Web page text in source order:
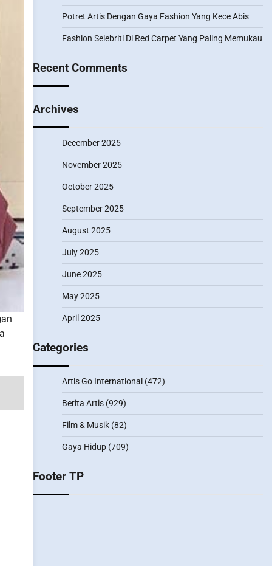
Potret Artis Dengan Gaya Fashion Yang Kece Abis
Fashion Selebriti Di Red Carpet Yang Paling Memukau
Recent Comments
Archives
December 2025
November 2025
October 2025
September 2025
August 2025
July 2025
June 2025
May 2025
April 2025
Categories
Artis Go International (472)
Berita Artis(929)
Film & Musik(82)
Gaya Hidup(709)
Footer TP